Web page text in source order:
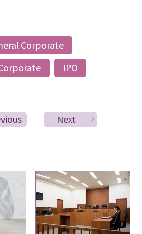
Corporate
IPO
Next